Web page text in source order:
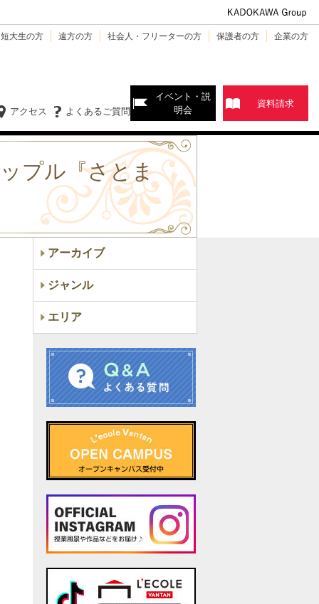
大生の方 遠方の方 社会人・フリーターの方 保護者の方 企業の方
よくあるご質問
アクセス
イベント・説
明会
資料請求
プル『さとま
アーカイブ
ジャンル
エリア